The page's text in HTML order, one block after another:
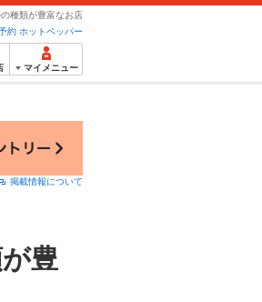
種類が豊富なお店
約 ホットペッパー
マイメニュー
掲載情報について
豊